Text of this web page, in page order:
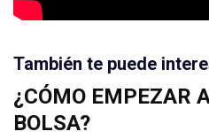
También te puede
¿CÓMO EMPEZAR
BOLSA?